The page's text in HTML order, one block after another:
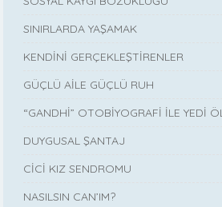
SINIRLARDA YAŞAMAK
KENDİNİ GERÇEKLEŞTİRENLER
GÜÇLÜ AİLE GÜÇLÜ RUH
“GANDHİ” OTOBİYOGRAFİ İLE YEDİ
DUYGUSAL ŞANTAJ
CİCİ KIZ SENDROMU
NASILSIN CAN’IM?